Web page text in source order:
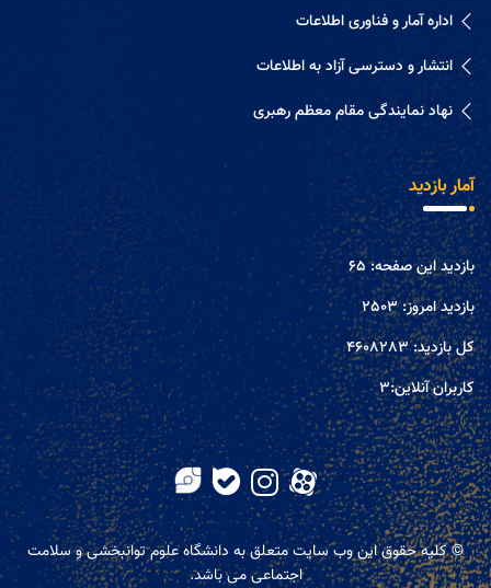
اداره آمار و فناوری اطلاعات
انتشار و دسترسی آزاد به اطلاعات
نهاد نمایندگی مقام معظم رهبری
آمار بازدید
بازدید این صفحه:65
بازدید امروز:2503
کل بازدید:4608283
کاربران آنلاین:3
© کلیه حقوق این وب سایت متعلق به دانشگاه علوم توانبخشی و سلامت
اجتماعی می باشد.